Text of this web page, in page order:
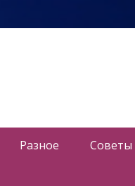
Разное Советы